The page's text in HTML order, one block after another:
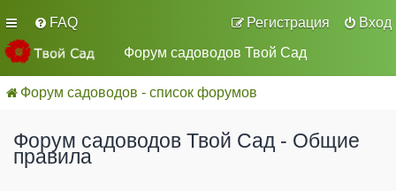
FAQ Вход
Регистрация
Форум садоводов Твой Сад
Форум садоводов - список форумов
Форум садоводов Твой Сад - Общие
правила